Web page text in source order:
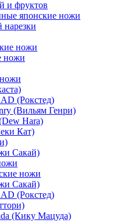
и фруктов
японские ножи
нарезки
ножи
ножи
(Рокстед)
(Вильям Генри)
Hara)
Кат)
Сакай)
ножи
Сакай)
(Рокстед)
(Кику Мацуда)